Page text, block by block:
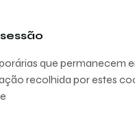
que permanecem
recolhida por estes